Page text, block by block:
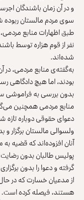
و در آن زمان باشندگان
سوی مردم مالستان
طبق اظهارات منابع
نفر از قوم هزاره توسط
شده‌اند.
به‌گفته‌ی منابع مردمی،
بودند، اما هیچ دادگاهی
بدون بررسی به فراموشی
منابع مردمی همچنین
دعوای حقوقی دوباره
ولسوالی مالستان برگزار
آنان افزوده‌اند که قضیه
پولیس طالبان بدون رضایت
گرفته و دعوا را بدون
از مدعیان خسارت که در
هستند، فیصله کرده است.